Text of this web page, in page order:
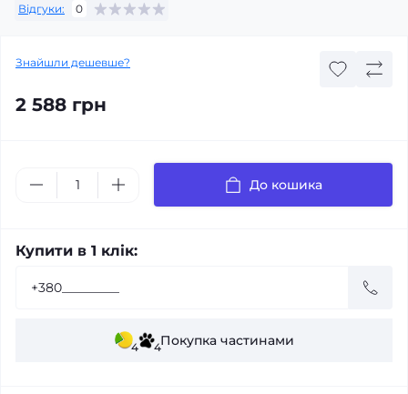
Відгуки: 0
Знайшли дешевше?
2 588 грн
До кошика
Купити в 1 клік:
4 4Покупка частинами